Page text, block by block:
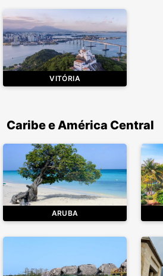
VITÓRIA
Caribe e América Central
ARUBA